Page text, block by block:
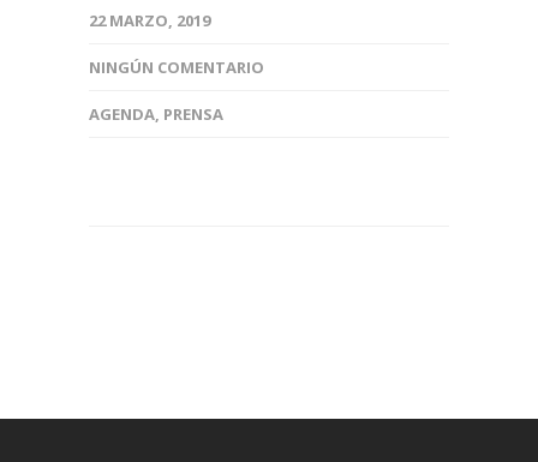
22 MARZO, 2019
NINGÚN COMENTARIO
AGENDA, PRENSA